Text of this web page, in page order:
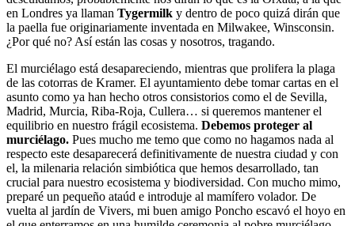
en Londres ya llaman Tygermilk y dentro de poco quizá dirán que
la paella fue originariamente inventada en Milwakee, Winsconsin.
¿Por qué no? Así están las cosas y nosotros, tragando.
El murciélago está desapareciendo, mientras que prolifera la plaga
de las cotorras de Kramer. El ayuntamiento debe tomar cartas en el
asunto como ya han hecho otros consistorios como el de Sevilla,
Madrid, Murcia, Riba-Roja, Cullera… si queremos mantener el
equilibrio en nuestro frágil ecosistema. Debemos proteger al
murciélago. Pues mucho me temo que como no hagamos nada al
respecto este desaparecerá definitivamente de nuestra ciudad y con
el, la milenaria relación simbiótica que hemos desarrollado, tan
crucial para nuestro ecosistema y biodiversidad. Con mucho mimo,
preparé un pequeño ataúd e introduje al mamífero volador. De
vuelta al jardín de Vivers, mi buen amigo Poncho escavó el hoyo en